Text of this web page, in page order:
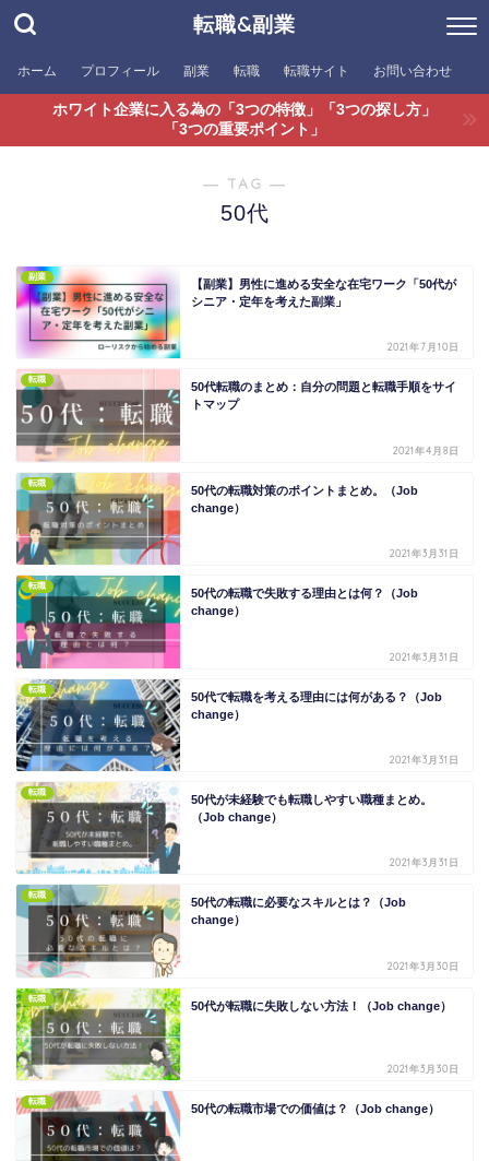
転職&副業
ホーム プロフィール 副業 転職 転職サイト お問い合わせ
ホワイト企業に入る為の「3つの特徴」「3つの探し方」
「3つの重要ポイント」
― TAG ―
50代
副業
【副業】男性に進める安全な在宅ワーク「50代が
シニア・定年を考えた副業」
2021年7月10日
転職
50代転職のまとめ：自分の問題と転職手順をサイ
トマップ
2021年4月8日
転職
50代の転職対策のポイントまとめ。（Job
change）
2021年3月31日
転職
50代の転職で失敗する理由とは何？（Job
change）
2021年3月31日
転職
50代で転職を考える理由には何がある？（Job
change）
2021年3月31日
転職
50代が未経験でも転職しやすい職種まとめ。
（Job change）
2021年3月31日
転職
50代の転職に必要なスキルとは？（Job
change）
2021年3月30日
転職
50代が転職に失敗しない方法！（Job change）
2021年3月30日
転職
50代の転職市場での価値は？（Job change）